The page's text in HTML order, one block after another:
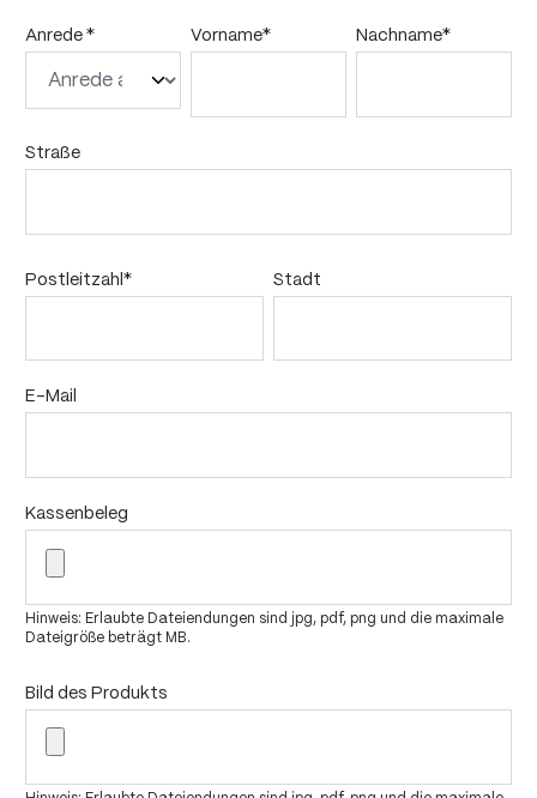
Anrede * Vorname* Nachname*
Straße
Postleitzahl* Stadt
E-Mail
Kassenbeleg
Hinweis: Erlaubte Dateiendungen sind jpg, pdf, png und die maximale
Dateigröße beträgt MB.
Bild des Produkts